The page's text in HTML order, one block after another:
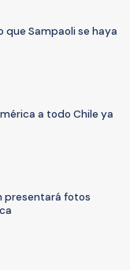
que Sampaoli se haya
a todo Chile ya
presentará fotos